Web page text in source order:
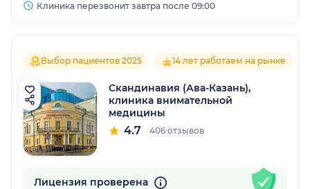
Клиника перезвонит завтра после 09:00
Выбор пациентов 2025 14 лет работаем на рынке
Скандинавия (Ава-Казань),
клиника внимательной
медицины
4.7 406 отзывов
Лицензия проверена